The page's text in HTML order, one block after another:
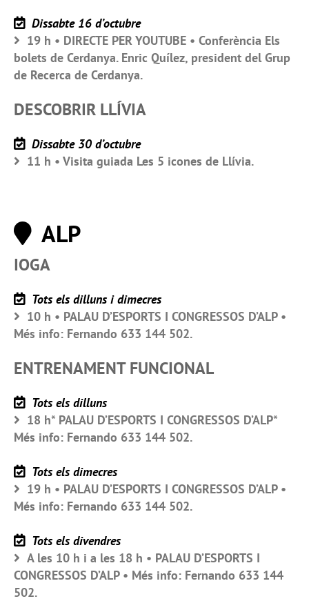
Dissabte 16 d’octubre
19 h • DIRECTE PER YOUTUBE • Conferència Els
bolets de Cerdanya. Enric Quílez, president del Grup
de Recerca de Cerdanya.
DESCOBRIR LLÍVIA
Dissabte 30 d’octubre
11 h • Visita guiada Les 5 icones de Llívia.
ALP
IOGA
Tots els dilluns i dimecres
10 h • PALAU D’ESPORTS I CONGRESSOS D’ALP •
Més info: Fernando 633 144 502.
ENTRENAMENT FUNCIONAL
Tots els dilluns
18 h* PALAU D’ESPORTS I CONGRESSOS D’ALP*
Més info: Fernando 633 144 502.
Tots els dimecres
19 h • PALAU D’ESPORTS I CONGRESSOS D’ALP •
Més info: Fernando 633 144 502.
Tots els divendres
A les 10 h i a les 18 h • PALAU D’ESPORTS I
CONGRESSOS D’ALP • Més info: Fernando 633 144
502.